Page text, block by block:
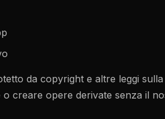
da copyright e altre leggi
creare opere derivate senza il